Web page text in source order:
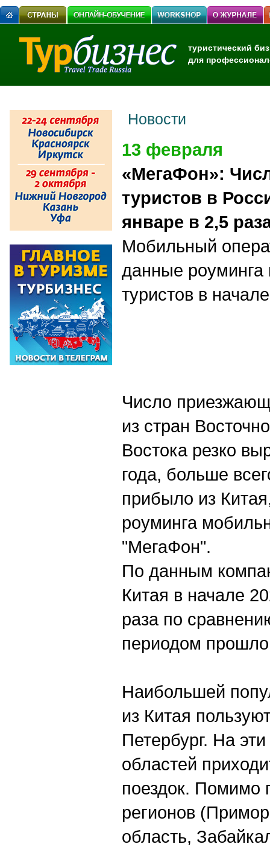
туристический
для
Новости
13 февраля
«МегаФон»:
туристов в
январе в 2,5
Мобильный
данные роуминга
туристов в
Число
из стран
Востока резко
года, больше
прибыло из
роуминга
"МегаФон".
По данным
Китая в начале
раза по
периодом
Наибольшей
из Китая
Петербург. На
областей
поездок. Помимо
регионов
область,